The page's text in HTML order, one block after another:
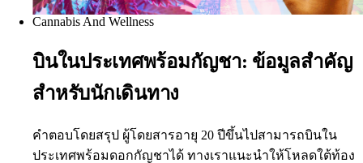
Cannabis And Wellness
บินในประเทศพร้อมกัญชา: ข้อมูลสำคัญ
สำหรับนักเดินทาง
คำตอบโดยสรุป ผู้โดยสารอายุ 20 ปีขึ้นไปสามารถบินใน
ประเทศพร้อมดอกกัญชาได้ ทางเราแนะนำให้โหลดใต้ท้อง